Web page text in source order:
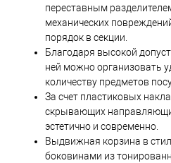
переставным
механических
порядок в секции.
Благодаря высокой
ней можно организовать
количеству предметов
За счет пластиковых
скрывающих
эстетично и современно.
Выдвижная корзина в
боковинами из